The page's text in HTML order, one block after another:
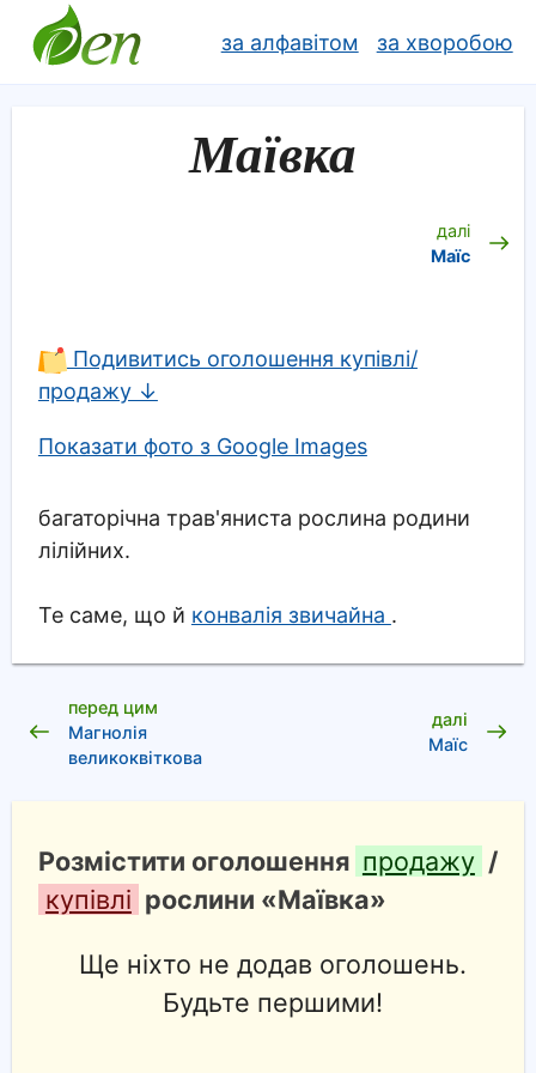
за алфавітом за хворобою
Маївка
далі
Маїс
Подивитись оголошення купівлі/
продажу ↓
Показати фото з Google Images
багаторічна трав'яниста рослина родини
лілійних.
Те саме, що й конвалія звичайна .
перед цим
Магнолія
великоквіткова
далі
Маїс
Розмістити оголошення продажу /
купівлі рослини «Маївка»
Ще ніхто не додав оголошень.
Будьте першими!